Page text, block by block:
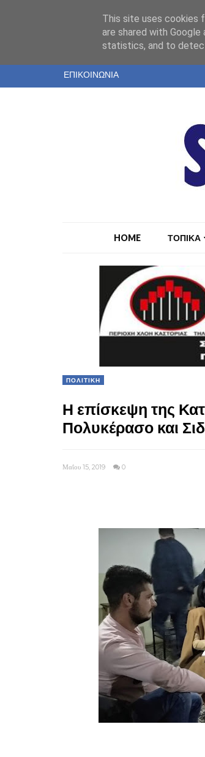
ΤΑΥΤΟΤΗΤΑ
ΕΝΤΥΠΗ ΕΚΔΟΣΗ
ΕΠΙΚΟΙΝΩΝΙΑ
HOME ΤΟΠΙΚΑ
ΠΟΛΙΤΙΚΗ
Η επίσκεψη της
Πολυκέρασο και
Μαΐου 15, 2019 0
This site uses cookies
are shared with
statistics, and to